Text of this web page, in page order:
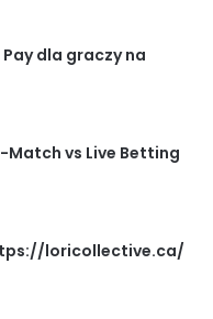
dla graczy na
vs Live Betting
loricollective.ca/